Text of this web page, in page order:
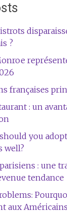
?
françaises
: un
you
well?
: une
tendance
aux